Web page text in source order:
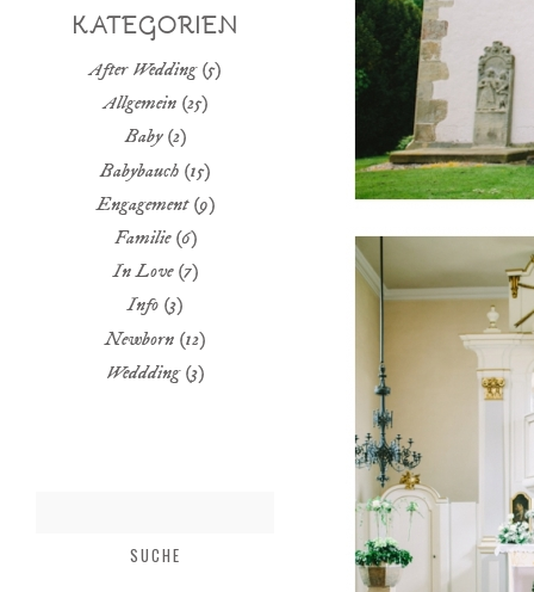
KATEGORIEN
After Wedding(5)
Allgemein(25)
Baby(2)
Babybauch (15)
Engagement(9)
Familie(6)
In Love(7)
Info (3)
Newborn (12)
Weddding(3)